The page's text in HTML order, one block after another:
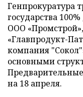
Генпрокуратура
государства
ООО
«Главпродукт-
компания
основными
на 18 апреля.